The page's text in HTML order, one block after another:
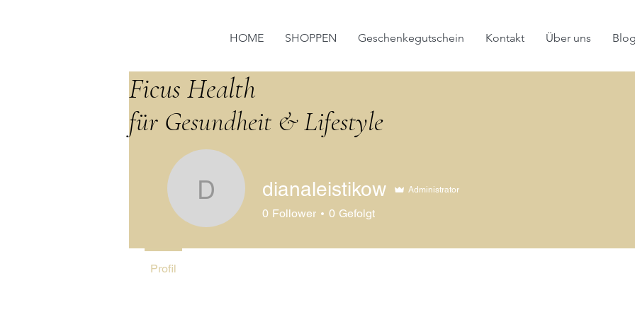
HOME SHOPPEN Geschenkegutschein Kontakt Über uns Blog
Ficus Health
für Gesundheit & Lifestyle
dianaleistikow
dianaleistikow Administrator
0 Follower 0 Gefolgt
Profil